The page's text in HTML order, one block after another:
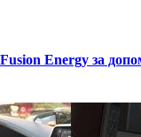
Energy за